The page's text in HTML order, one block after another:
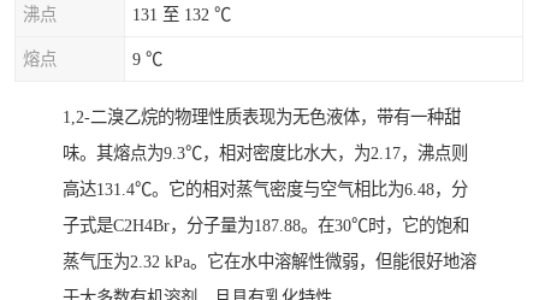
沸点 131 至 132 ℃
熔点 9 ℃
1,2-二溴乙烷的物理性质表现为无色液体，带有一种甜
味。其熔点为9.3℃，相对密度比水大，为2.17，沸点则
高达131.4℃。它的相对蒸气密度与空气相比为6.48，分
子式是C2H4Br，分子量为187.88。在30℃时，它的饱和
蒸气压为2.32 kPa。它在水中溶解性微弱，但能很好地溶